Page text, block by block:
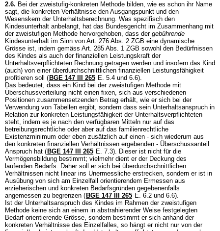
2.6. Bei der zweistufig-konkreten Methode bilden, wie es schon ihr Name
sagt, die konkreten Verhältnisse den Ausgangspunkt und den
Wesenskern der Unterhaltsberechnung. Was spezifisch den
Kindesunterhalt anbelangt, hat das Bundesgericht im Zusammenhang mit
der zweistufigen Methode hervorgehoben, dass der gebührende
Kindesunterhalt im Sinn von Art. 276 Abs. 2 ZGB eine dynamische
Grösse ist, indem gemäss Art. 285 Abs. 1 ZGB sowohl den Bedürfnissen
des Kindes als auch der finanziellen Leistungskraft der
Unterhaltsverpflichteten Rechnung getragen werden und insofern das Kind
(auch) von einer überdurchschnittlichen finanziellen Leistungsfähigkeit
profitieren soll ( BGE 147 III 265 E. 5.4 und 6.6).
Das bedeutet, dass ein Kind bei der zweistufigen Methode mit
Überschussverteilung nicht einen fixen, sich aus verschiedenen
Positionen zusammensetzenden Betrag erhält, wie er sich bei der
Verwendung von Tabellen ergibt, sondern dass sein Unterhaltsanspruch in
Relation zur konkreten Leistungsfähigkeit der Unterhaltsverpflichteten
steht, indem es je nach den verfügbaren Mitteln nur auf das
betreibungsrechtliche oder aber auf das familienrechtliche
Existenzminimum oder eben zusätzlich auf einen - sich wiederum aus
den konkreten finanziellen Verhältnissen ergebenden - Überschussanteil
Anspruch hat ( BGE 147 III 265 E. 7.3). Dieser ist nicht für die
Vermögensbildung bestimmt; vielmehr dient er der Deckung des
laufenden Bedarfs. Daher soll er sich bei überdurchschnittlichen
Verhältnissen nicht linear ins Unermessliche erstrecken, sondern er ist in
Ausübung von sich am Einzelfall orientierendem Ermessen aus
erzieherischen und konkreten Bedarfsgründen gegebenenfalls
angemessen zu begrenzen ( BGE 147 III 265 E. 6.2 und 6.6).
Ist der Unterhaltsanspruch des Kindes im Rahmen der zweistufigen
Methode keine sich an einem in abstrahierender Weise festgelegten
Bedarf orientierende Grösse, sondern bestimmt er sich anhand der
konkreten Verhältnisse des Einzelfalles, so hängt er nicht nur von der